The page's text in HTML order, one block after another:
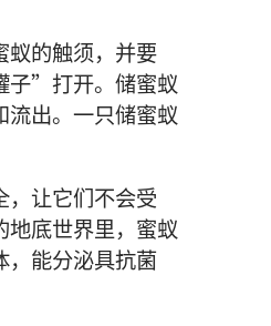
蚁的触须， 并要
子” 打开。 储蜜蚁
流出。 一只储蜜蚁
， 让它们不会受
地底世界里， 蜜蚁
， 能分泌具抗菌